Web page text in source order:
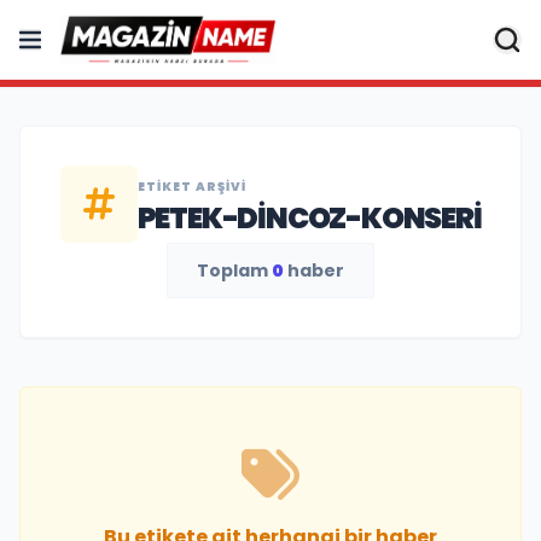
ETIKET ARŞIVI
PETEK-DINCOZ-KONSERI
Toplam 0 haber